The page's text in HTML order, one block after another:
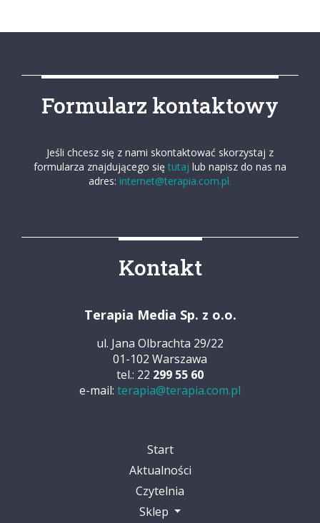
Formularz kontaktowy
Jeśli chcesz się z nami skontaktować skorzystaj z
formularza znajdującego się tutaj lub napisz do nas na
adres: internet@terapia.com.pl.
Kontakt
Terapia Media Sp. z o.o.
ul. Jana Olbrachta 29/22
01-102 Warszawa
tel.: 22 299 55 60
e-mail: terapia@terapia.com.pl
Start
Aktualności
Czytelnia
Sklep